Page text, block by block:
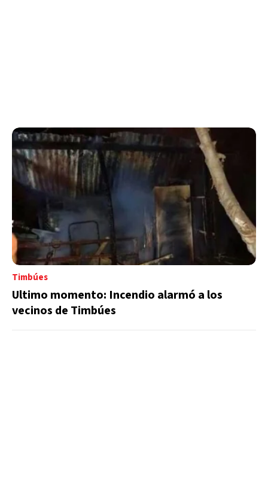
Timbúes
Ultimo momento: Incendio alarmó a los
vecinos de Timbúes